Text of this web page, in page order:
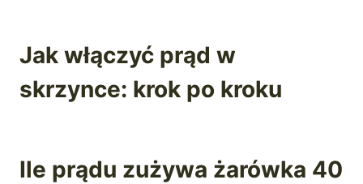
Jak włączyć prąd w
skrzynce: krok po kroku
Ile prądu zużywa żarówka 40